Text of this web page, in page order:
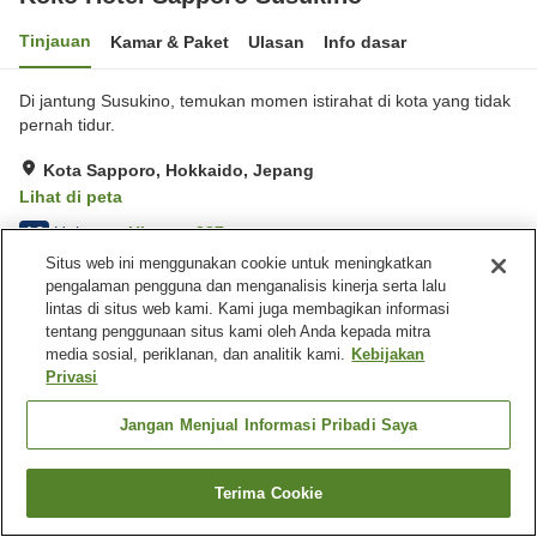
Tinjauan Kamar & Paket Ulasan Info dasar
Di jantung Susukino, temukan momen istirahat di kota yang tidak
pernah tidur.
Kota Sapporo, Hokkaido, Jepang
Lihat di peta
4.3 Hebat Ulasan:237
Fasilitas properti
Tempat parkir
Restoran
Mesin penjual otomatis
Pengiriman ke rumah
Jepang Hokkaido
Kota Sapporo
Koko Hotel Sapporo Susukino
Cari kamar
Situs web ini menggunakan cookie untuk meningkatkan
pengalaman pengguna dan menganalisis kinerja serta lalu
lintas di situs web kami. Kami juga membagikan informasi
tentang penggunaan situs kami oleh Anda kepada mitra
media sosial, periklanan, dan analitik kami. Kebijakan
Privasi
Jangan Menjual Informasi Pribadi Saya
Terima Cookie